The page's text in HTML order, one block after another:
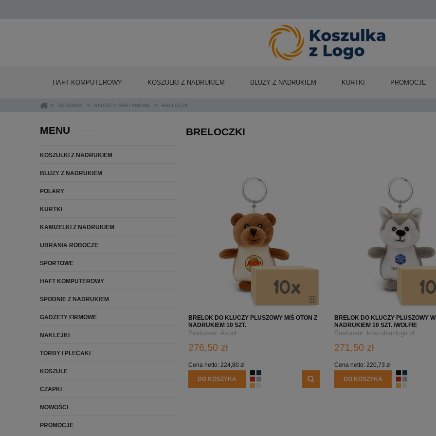
HAFT KOMPUTEROWY KOSZULKI Z NADRUKIEM BLUZY Z NADRUKIEM KURTKI PROMOCJE
» SITODRUK » GADŻETY REKLAMOWE » BRELOCZKI
MENU
KOSZULKI Z NADRUKIEM
BLUZY Z NADRUKIEM
POLARY
KURTKI
KAMIZELKI Z NADRUKIEM
UBRANIA ROBOCZE
SPORTOWE
HAFT KOMPUTEROWY
SPODNIE Z NADRUKIEM
GADŻETY FIRMOWE
NAKLEJKI
TORBY I PLECAKI
KOSZULE
CZAPKI
NOWOŚCI
PROMOCJE
BRELOCZKI
BRELOK DO KLUCZY PLUSZOWY MIŚ OTON Z
NADRUKIEM 10 SZT.
Producent: Axpol
276,50 zł
Cena netto: 224,80 zł
DO KOSZYKA
BRELOK DO KLUCZY PLUSZOWY
NADRUKIEM 10 SZT. /WOLFIE
Producent: koszulkazlogo.pl
271,50 zł
Cena netto: 220,73 zł
DO KOSZYKA